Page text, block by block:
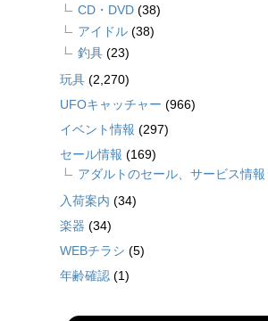
CD・DVD (38)
アイドル (38)
釣具 (23)
玩具 (2,270)
UFOキャッチャー (966)
イベント情報 (297)
セール情報 (169)
アダルトのセール、サービス情報
入荷案内 (34)
楽器 (34)
WEBチラシ (5)
年齢確認 (1)